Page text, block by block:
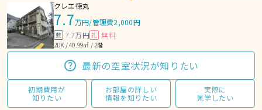
クレエ徳丸
7.7万円/管理費2,000円
敷 7.7万円 礼 無料
2DK / 40.99㎡ / 2階
最新の空室状況が知りたい
初期費用が
知りたい
お部屋の詳しい
情報を知りたい
実際に
見学したい